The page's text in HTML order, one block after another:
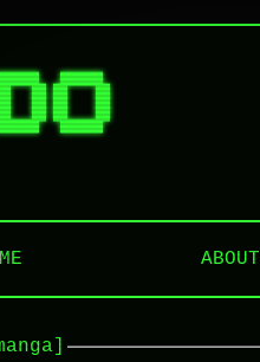
██████
██ ██    ██
██   ██ ██    ██
██ ██    ██
ABOUT